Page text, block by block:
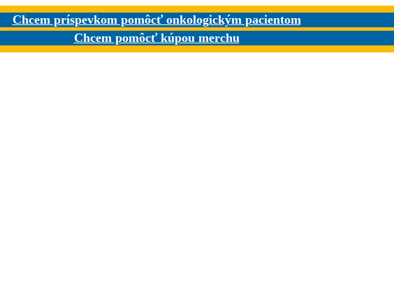
Chcem príspevkom pomôcť onkologickým pacientom
Chcem pomôcť kúpou merchu